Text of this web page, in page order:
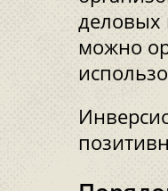
деловых
можно